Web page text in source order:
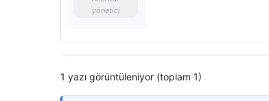
yönetici
1 yazı görüntüleniyor (toplam 1)